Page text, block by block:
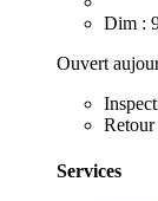
Dim :
Ouvert
Retour
Services